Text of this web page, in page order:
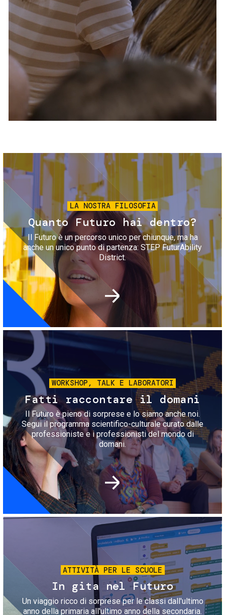
Servizi e accessibilità
Contatti
FAQ
Biglietti
Immagine
LA NOSTRA FILOSOFIA
Quanto Futuro hai dentro?
Il Futuro è un percorso unico per chiunque, ma ha
anche un unico punto di partenza: STEP FuturAbility
District.
Immagine
WORKSHOP, TALK E LABORATORI
Fatti raccontare il domani
Il Futuro è pieno di sorprese e lo siamo anche noi.
Segui il programma scientifico-culturale curato dalle
professioniste e i professionisti del mondo di
domani.
Immagine
ATTIVITÀ PER LE SCUOLE
In gita nel Futuro
Un viaggio ricco di sorprese per le classi dall'ultimo
anno della primaria all'ultimo anno della secondaria.